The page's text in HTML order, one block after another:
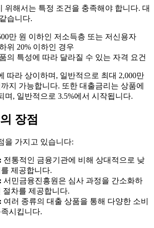
위해서는 특정 조건을 충족해야 합니다. 대
습니다.
만 원 이하인 저소득층 또는 저신용자
위 20% 이하인 경우
의 특성에 따라 달라질 수 있는 자격 요건
따라 상이하며, 일반적으로 최대 2,000만
지 가능합니다. 또한 대출금리는 상품에
며, 일반적으로 3.5%에서 시작됩니다.
장점
을 가지고 있습니다:
전통적인 금융기관에 비해 상대적으로 낮
제공합니다.
서민금융진흥원은 심사 과정을 간소화하
절차를 제공합니다.
여러 종류의 대출 상품을 통해 다양한 소비
시킵니다.